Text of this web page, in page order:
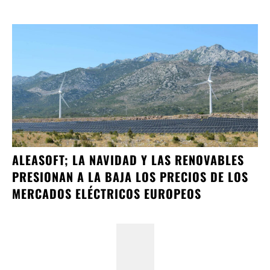
ALEASOFT; LA NAVIDAD Y LAS RENOVABLES
PRESIONAN A LA BAJA LOS PRECIOS DE LOS
MERCADOS ELÉCTRICOS EUROPEOS